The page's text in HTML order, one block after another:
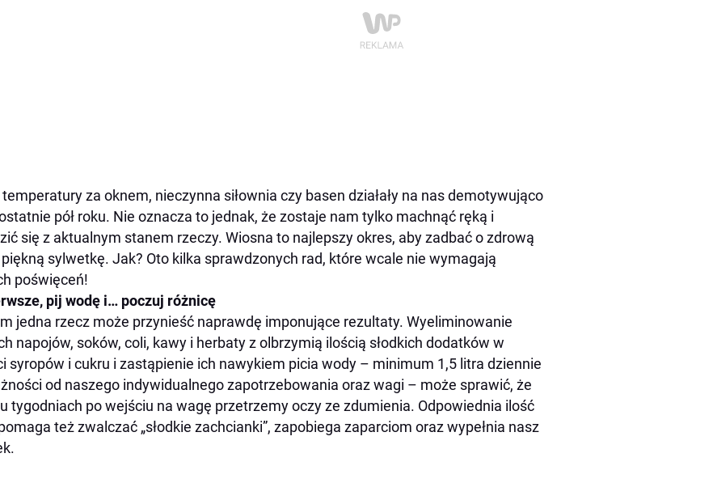
za oknem, nieczynna siłownia czy basen działały na nas demotywująco
pół roku. Nie oznacza to jednak, że zostaje nam tylko machnąć ręką i
się z aktualnym stanem rzeczy. Wiosna to najlepszy okres, aby zadbać o zdrową
sylwetkę. Jak? Oto kilka sprawdzonych rad, które wcale nie wymagają
poświęceń!
pij wodę i… poczuj różnicę
jedna rzecz może przynieść naprawdę imponujące rezultaty. Wyeliminowanie
napojów, soków, coli, kawy i herbaty z olbrzymią ilością słodkich dodatków w
syropów i cukru i zastąpienie ich nawykiem picia wody – minimum 1,5 litra dziennie
od naszego indywidualnego zapotrzebowania oraz wagi – może sprawić, że
tygodniach po wejściu na wagę przetrzemy oczy ze zdumienia. Odpowiednia ilość
też zwalczać „słodkie zachcianki”, zapobiega zaparciom oraz wypełnia nasz